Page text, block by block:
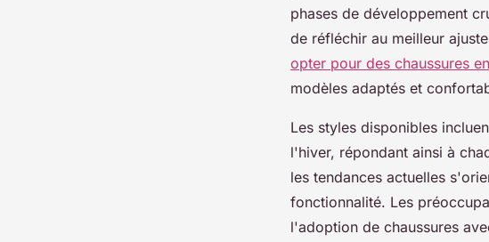
phases de développement
de réfléchir au meilleur
opter pour des chaussures
modèles adaptés et
Les styles disponibles
l'hiver, répondant ainsi à
les tendances actuelles
fonctionnalité. Les
l'adoption de chaussures